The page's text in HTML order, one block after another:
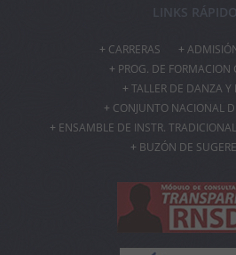
LINKS
CARRERAS
PROG. DE FORMACION
TALLER DE DANZA Y
CONJUNTO NACIONAL
ENSAMBLE DE INSTR.
BUZÓN DE